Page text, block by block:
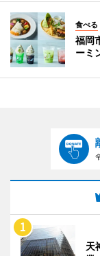
食べる
福岡
ーミ
天